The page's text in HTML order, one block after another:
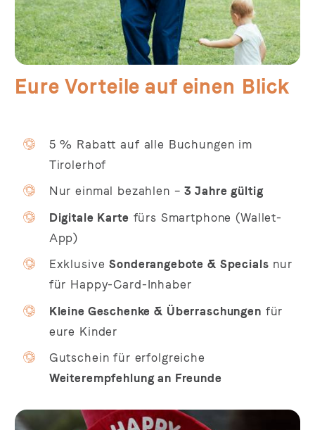
Eure Vorteile auf einen Blick
5 % Rabatt auf alle Buchungen im
Tirolerhof
Nur einmal bezahlen –3 Jahre gültig
Digitale Karte fürs Smartphone (Wallet-
App)
ExklusiveSonderangebote & Specials nur
für Happy-Card-Inhaber
Kleine Geschenke & Überraschungen für
eure Kinder
Gutschein für erfolgreiche
Weiterempfehlung an Freunde